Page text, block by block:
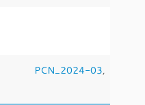
PCN_2024-03,